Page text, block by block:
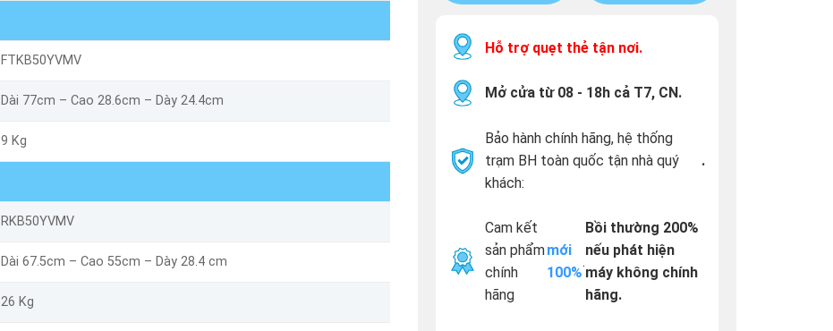
FTKB50YVMV
Dài 77cm – Cao 28.6cm – Dày 24.4cm
9 Kg
RKB50YVMV
Dài 67.5cm – Cao 55cm – Dày 28.4 cm
26 Kg
Hỗ trợ quẹt thẻ tận nơi.
Mở cửa từ 08 - 18h cả T7, CN.
Bảo hành chính hãng, hệ thống
trạm BH toàn quốc tận nhà quý
khách:
.
Cam kết
sản phẩm
chính
hãng
mới
100%
.
Bồi thường 200%
nếu phát hiện
máy không chính
hãng.